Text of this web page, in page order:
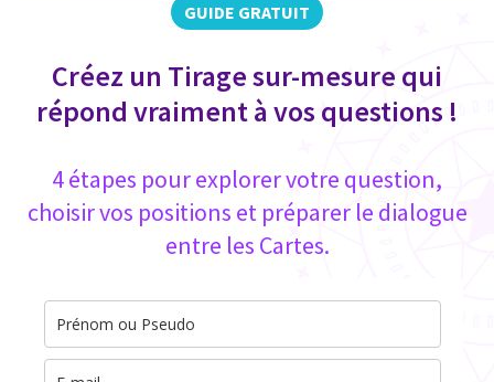
GUIDE GRATUIT
Créez un Tirage sur-mesure qui
répond vraiment à vos questions !
4 étapes pour explorer votre question,
choisir vos positions et préparer le dialogue
entre les Cartes.